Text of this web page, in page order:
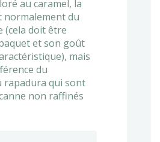
au caramel, la
normalement du
(cela doit être
et son goût
mais
du
rapadura qui sont
non raffinés